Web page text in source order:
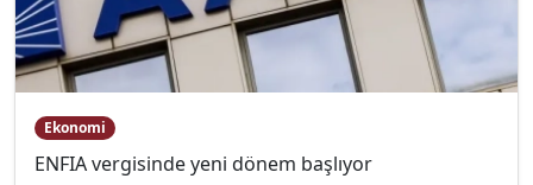
Ekonomi
ENFIA vergisinde yeni dönem başlıyor